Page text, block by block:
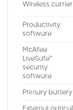
Wireless carrier
Productivity
software
McAfee
LiveSafe™
security
software
Primary battery
External optical